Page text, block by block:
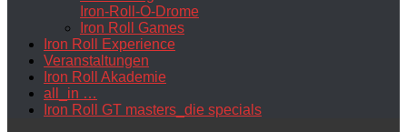
Iron-Roll-O-Drome
Iron Roll Games
Iron Roll Experience
Veranstaltungen
Iron Roll Akademie
all_in …
Iron Roll GT masters_die specials